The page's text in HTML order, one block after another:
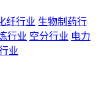
纤行业 生物制药行
行业 空分行业 电力
业